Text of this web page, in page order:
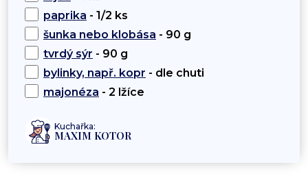
paprika - 1/2 ks
šunka nebo klobása - 90 g
tvrdý sýr - 90 g
bylinky, např. kopr - dle chuti
majonéza - 2 lžíce
Kuchařka:
MAXIM KOTOR